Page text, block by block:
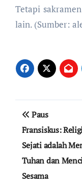
Tetapi
lain. (Sumber:
Post
Paus
Fransiskus:
Sejati adalah
Tuhan dan
Sesama